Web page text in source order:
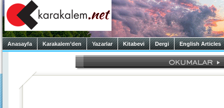
Anasayfa Karakalem’den Yazarlar Kitabevi Dergi English Articles